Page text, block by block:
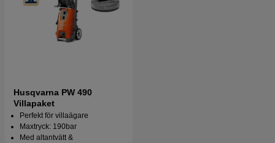
Husqvarna PW 490
Villapaket
Perfekt för villaägare
Maxtryck: 190bar
Med altantvätt &